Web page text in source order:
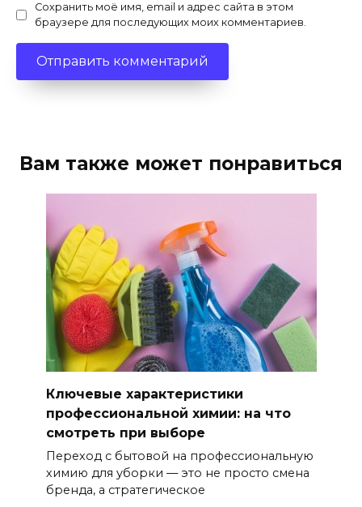
Сохранить моё имя, email и адрес сайта в этом
браузере для последующих моих комментариев.
Вам также может понравиться
Ключевые характеристики
профессиональной химии: на что
смотреть при выборе
Переход с бытовой на профессиональную
химию для уборки — это не просто смена
бренда, а стратегическое